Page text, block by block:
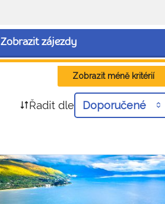
Zobrazit zájezdy
Zobrazit méně kritérií
Řadit dle Doporučené